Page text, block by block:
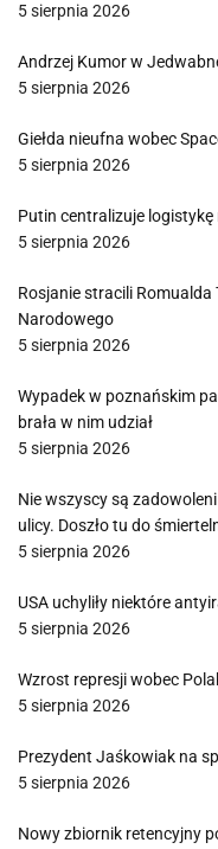
5 sierpnia 2026
Andrzej Kumor w
5 sierpnia 2026
Giełda nieufna wobec
5 sierpnia 2026
Putin centralizuje logistykę
5 sierpnia 2026
Rosjanie stracili
Narodowego
5 sierpnia 2026
Wypadek w poznańskim
brała w nim udział
5 sierpnia 2026
Nie wszyscy są
ulicy. Doszło tu do
5 sierpnia 2026
USA uchyliły niektóre
5 sierpnia 2026
Wzrost represji wobec
5 sierpnia 2026
Prezydent Jaśkowiak na
5 sierpnia 2026
Nowy zbiornik retencyjny